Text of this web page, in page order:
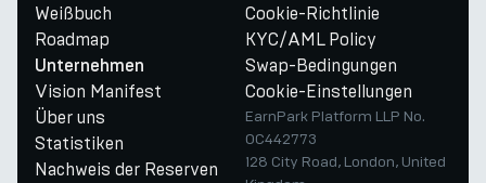
Weißbuch
Roadmap
Unternehmen
Vision Manifest
Über uns
Statistiken
Nachweis der Reserven
Cookie-Richtlinie
KYC/AML Policy
Swap-Bedingungen
Cookie-Einstellungen
EarnPark Platform LLP No.
OC442773
128 City Road, London, United